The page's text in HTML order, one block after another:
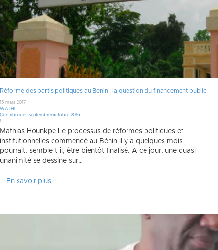
Réforme des partis politiques au Benin : la question du financement public
15 mars 2017
WATHI
Contributions septembre/octobre 2016
1
Mathias Hounkpe Le processus de réformes politiques et
institutionnelles commencé au Bénin il y a quelques mois
pourrait, semble-t-il, être bientôt finalisé. A ce jour, une quasi-
unanimité se dessine sur…
En savoir plus